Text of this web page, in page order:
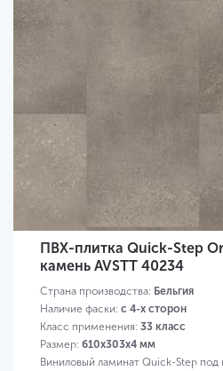
ПВХ-плитка Quick-Step
камень AVSTT 40234
Страна производства: Бельгия
Наличие фаски: с 4-х сторон
Класс применения: 33 класс
Размер: 610х303х4 мм
Виниловый ламинат Quick-Step под